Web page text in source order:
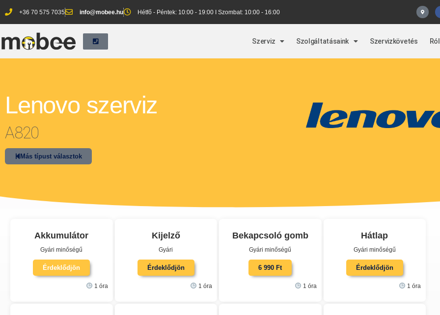
+36 70 575 7035 info@mobee.hu Hétfő - Péntek: 10:00 - 19:00 I Szombat: 10:00 - 16:00
Szerviz Szolgáltatásaink Szervizkövetés
Lenovo szerviz
A820
Más típust választok
Akkumulátor
Gyári minőségű
Érdeklődjön
1 óra
Kijelző
Gyári
Érdeklődjön
1 óra
Bekapcsoló gomb
Gyári minőségű
6 990 Ft
1 óra
Hátlap
Gyári minőségű
Érdeklődjön
1 óra